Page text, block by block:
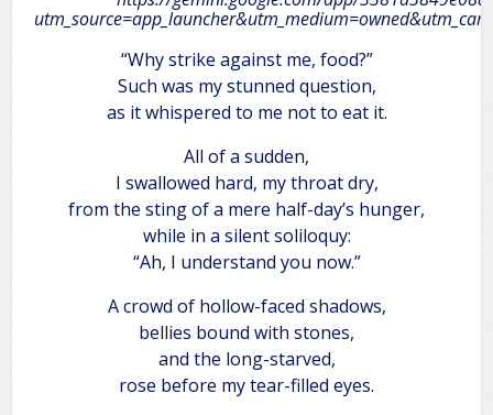
“Why strike against me, food?”
Such was my stunned question,
as it whispered to me not to eat it.
​All of a sudden,
I swallowed hard, my throat dry,
from the sting of a mere half-day’s hunger,
while in a silent soliloquy:
“Ah, I understand you now.”
​A crowd of hollow-faced shadows,
bellies bound with stones,
and the long-starved,
rose before my tear-filled eyes.